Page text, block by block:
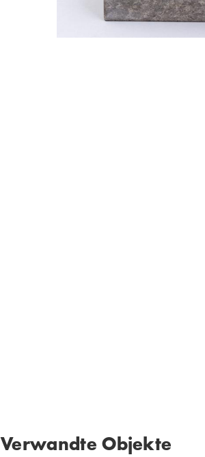
Verwandte Objekte